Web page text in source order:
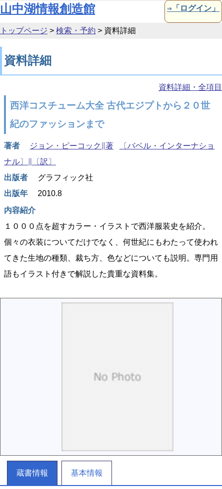
本文へ移動
山中湖情報創造館 ⇒「ログイン」
トップページ > 検索・予約 > 資料詳細
資料詳細
資料詳細・全項目
西洋コスチューム大全 古代エジプトから２０世
紀のファッションまで
著者 ジョン・ピーコック∥著
〔バベル・インターナショ
ナル〕∥〔訳〕
出版者
グラフィック社
出版年
2010.8
内容紹介
１０００点を超すカラー・イラストで西洋服装史を紹介。
個々の衣装についてだけでなく、何世紀にもわたって使われ
てきた生地の種類、裁ち方、色などについても説明。専門用
語もイラスト付きで解説した貴重な資料集。
蔵書情報 基本情報